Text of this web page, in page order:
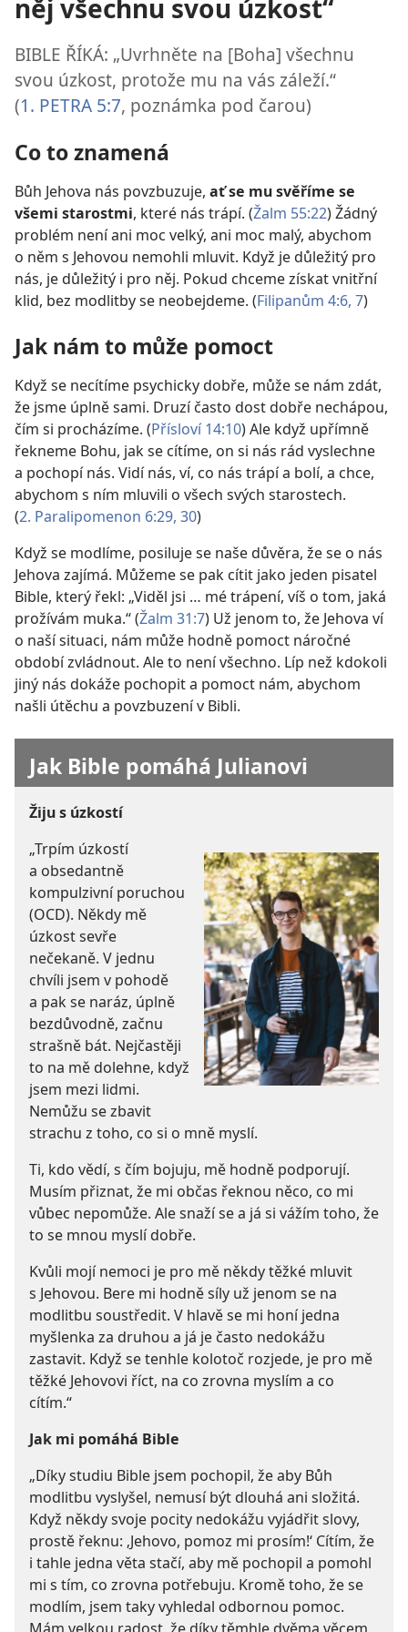
něj všechnu svou úzkost“
BIBLE ŘÍKÁ: „Uvrhněte na [Boha] všechnu
svou úzkost, protože mu na vás záleží.“
(1. PETRA 5:7, poznámka pod čarou)
Co to znamená
Bůh Jehova nás povzbuzuje, ať se mu svěříme se
všemi starostmi, které nás trápí. (Žalm 55:22) Žádný
problém není ani moc velký, ani moc malý, abychom
o něm s Jehovou nemohli mluvit. Když je důležitý pro
nás, je důležitý i pro něj. Pokud chceme získat vnitřní
klid, bez modlitby se neobejdeme. (Filipanům 4:6, 7)
Jak nám to může pomoct
Když se necítíme psychicky dobře, může se nám zdát,
že jsme úplně sami. Druzí často dost dobře nechápou,
čím si procházíme. (Přísloví 14:10) Ale když upřímně
řekneme Bohu, jak se cítíme, on si nás rád vyslechne
a pochopí nás. Vidí nás, ví, co nás trápí a bolí, a chce,
abychom s ním mluvili o všech svých starostech.
(2. Paralipomenon 6:29, 30)
Když se modlíme, posiluje se naše důvěra, že se o nás
Jehova zajímá. Můžeme se pak cítit jako jeden pisatel
Bible, který řekl: „Viděl jsi … mé trápení, víš o tom, jaká
prožívám muka.“ (Žalm 31:7) Už jenom to, že Jehova ví
o naší situaci, nám může hodně pomoct náročné
období zvládnout. Ale to není všechno. Líp než kdokoli
jiný nás dokáže pochopit a pomoct nám, abychom
našli útěchu a povzbuzení v Bibli.
Jak Bible pomáhá Julianovi
Žiju s úzkostí
„Trpím úzkostí
a obsedantně
kompulzivní poruchou
(OCD). Někdy mě
úzkost sevře
nečekaně. V jednu
chvíli jsem v pohodě
a pak se naráz, úplně
bezdůvodně, začnu
strašně bát. Nejčastěji
to na mě dolehne, když
jsem mezi lidmi.
Nemůžu se zbavit
strachu z toho, co si o mně myslí.
Ti, kdo vědí, s čím bojuju, mě hodně podporují.
Musím přiznat, že mi občas řeknou něco, co mi
vůbec nepomůže. Ale snaží se a já si vážím toho, že
to se mnou myslí dobře.
Kvůli mojí nemoci je pro mě někdy těžké mluvit
s Jehovou. Bere mi hodně síly už jenom se na
modlitbu soustředit. V hlavě se mi honí jedna
myšlenka za druhou a já je často nedokážu
zastavit. Když se tenhle kolotoč rozjede, je pro mě
těžké Jehovovi říct, na co zrovna myslím a co
cítím.“
Jak mi pomáhá Bible
„Díky studiu Bible jsem pochopil, že aby Bůh
modlitbu vyslyšel, nemusí být dlouhá ani složitá.
Když někdy svoje pocity nedokážu vyjádřit slovy,
prostě řeknu: ‚Jehovo, pomoz mi prosím!‘ Cítím, že
i tahle jedna věta stačí, aby mě pochopil a pomohl
mi s tím, co zrovna potřebuju. Kromě toho, že se
modlím, jsem taky vyhledal odbornou pomoc.